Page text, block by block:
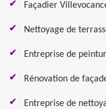
Façadier
Nettoyage de
Entreprise de
Rénovation de
Entreprise de